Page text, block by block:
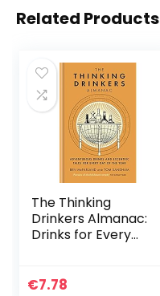
Related Products
The Thinking
Drinkers Almanac:
Drinks for Every
€7.78